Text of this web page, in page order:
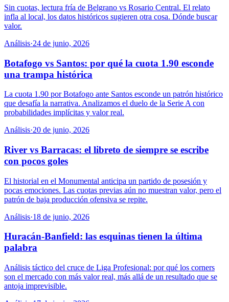
Sin cuotas, lectura fría de Belgrano vs Rosario Central. El relato
infla al local, los datos históricos sugieren otra cosa. Dónde buscar
valor.
Análisis·24 de junio, 2026
Botafogo vs Santos: por qué la cuota 1.90 esconde
una trampa histórica
La cuota 1.90 por Botafogo ante Santos esconde un patrón histórico
que desafía la narrativa. Analizamos el duelo de la Serie A con
probabilidades implícitas y valor real.
Análisis·20 de junio, 2026
River vs Barracas: el libreto de siempre se escribe
con pocos goles
El historial en el Monumental anticipa un partido de posesión y
pocas emociones. Las cuotas previas aún no muestran valor, pero el
patrón de baja producción ofensiva se repite.
Análisis·18 de junio, 2026
Huracán-Banfield: las esquinas tienen la última
palabra
Análisis táctico del cruce de Liga Profesional: por qué los corners
son el mercado con más valor real, más allá de un resultado que se
antoja imprevisible.